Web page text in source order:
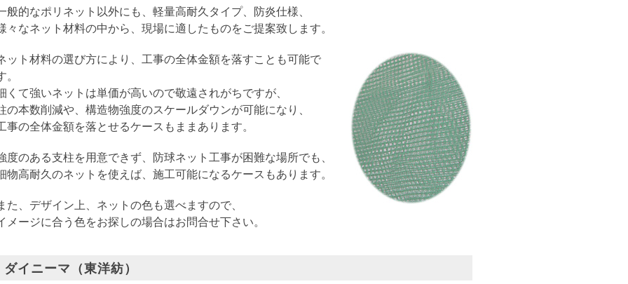
般的なポリネット以外にも、軽量高耐久タイプ、防炎仕様、
々なネット材料の中から、現場に適したものをご提案致します。
ット材料の選び方により、工事の全体金額を落すことも可能で
。
くて強いネットは単価が高いので敬遠されがちですが、
の本数削減や、構造物強度のスケールダウンが可能になり、
事の全体金額を落とせるケースもままあります。
度のある支柱を用意できず、防球ネット工事が困難な場所でも、
物高耐久のネットを使えば、施工可能になるケースもあります。
た、デザイン上、ネットの色も選べますので、
メージに合う色をお探しの場合はお問合せ下さい。
ダイニーマ（東洋紡）